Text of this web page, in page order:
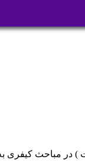
مباحث کیفری